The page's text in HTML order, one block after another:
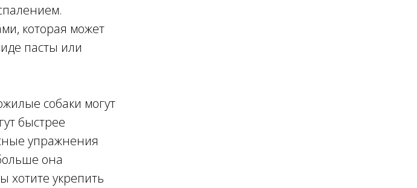
которая может
пасты или
собаки могут
быстрее
упражнения
она
хотите укрепить